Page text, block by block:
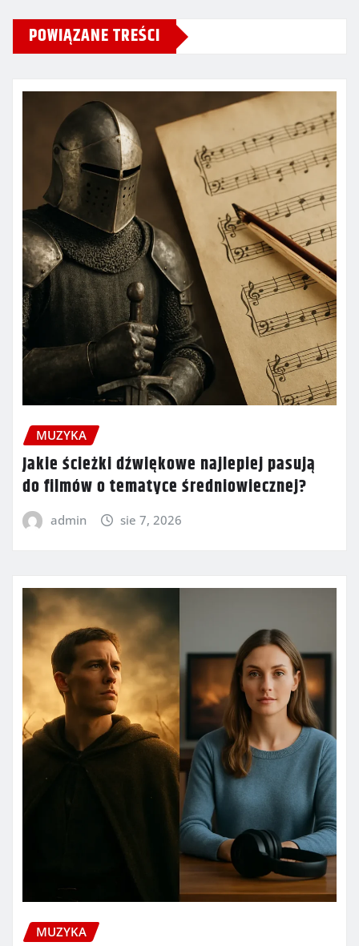
POWIĄZANE TREŚCI
MUZYKA
Jakie ścieżki dźwiękowe najlepiej pasują
do filmów o tematyce średniowiecznej?
admin sie 7, 2026
MUZYKA